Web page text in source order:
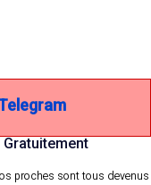
proches sont tous devenus